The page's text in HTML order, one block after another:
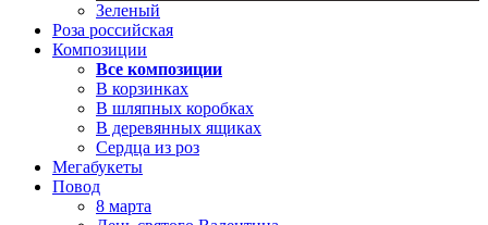
Зеленый
Роза российская
Композиции
Все композиции
В корзинках
В шляпных коробках
В деревянных ящиках
Сердца из роз
Мегабукеты
Повод
8 марта